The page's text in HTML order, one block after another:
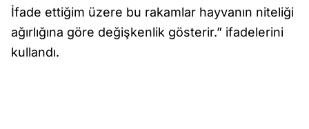
İfade ettiğim üzere bu rakamlar hayvanın niteliği
ağırlığına göre değişkenlik gösterir.” ifadelerini
kullandı.